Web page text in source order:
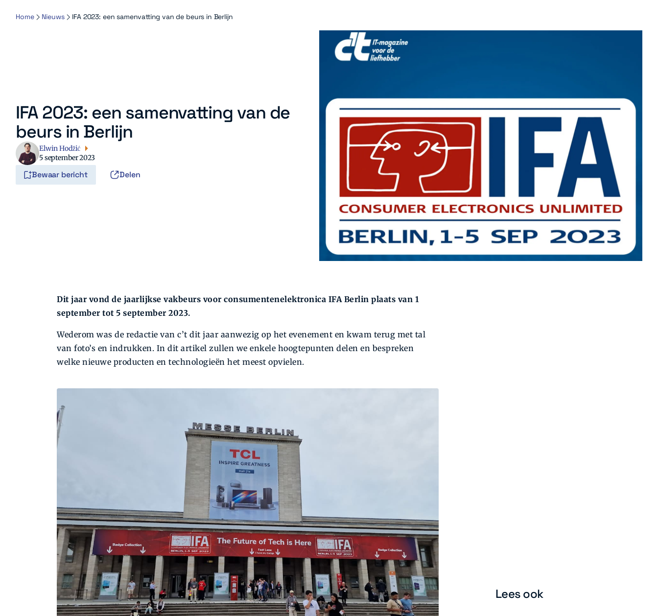
Home Nieuws IFA 2023: een samenvatting van de beurs in Berlijn
IFA 2023: een samenvatting van de
beurs in Berlijn
Elwin Hodžić
5 september 2023
Bewaar bericht Delen
Dit jaar vond de jaarlijkse vakbeurs voor consumentenelektronica IFA Berlin plaats van 1
september tot 5 september 2023.
Wederom was de redactie van c’t dit jaar aanwezig op het evenement en kwam terug met tal
van foto’s en indrukken. In dit artikel zullen we enkele hoogtepunten delen en bespreken
welke nieuwe producten en technologieën het meest opvielen.
Lees ook